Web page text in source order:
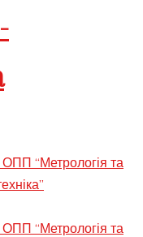
“Метрологія та
“Метрологія та